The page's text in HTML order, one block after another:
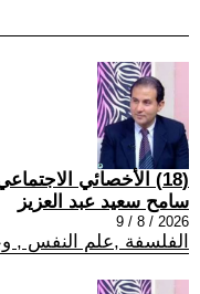
(18) الأخصائي الاجتماعي شريك التنمية المجهول
سامح سعيد عبد العزيز
2026 / 8 / 9
الفلسفة ,علم النفس ,